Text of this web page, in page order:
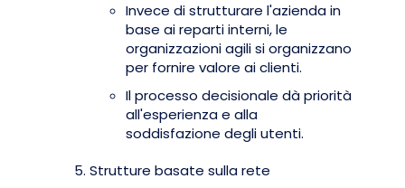
Invece di strutturare l'azienda in
base ai reparti interni, le
organizzazioni agili si organizzano
per fornire valore ai clienti.
Il processo decisionale dà priorità
all'esperienza e alla
soddisfazione degli utenti.
Strutture basate sulla rete